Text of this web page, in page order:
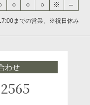
○ ○ ○ ※ –
までの営業。※祝日休み
わせ